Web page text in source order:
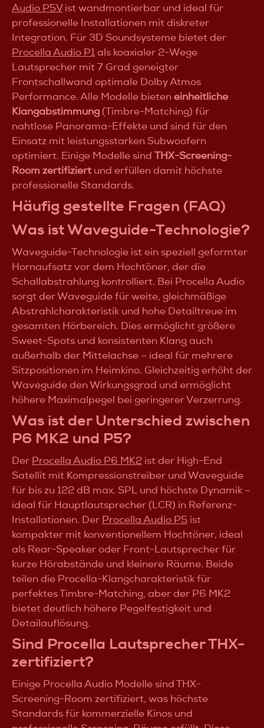
Audio P5Vist wandmontierbar und ideal für
professionelle Installationen mit diskreter
Integration. Für 3D Soundsysteme bietet der
Procella Audio P1als koaxialer 2-Wege
Lautsprecher mit 7 Grad geneigter
Frontschallwand optimale Dolby Atmos
Performance. Alle Modelle bieteneinheitliche
Klangabstimmung(Timbre-Matching) für
nahtlose Panorama-Effekte und sind für den
Einsatz mit leistungsstarken Subwoofern
optimiert. Einige Modelle sind THX-Screening-
Room zertifiziert und erfüllen damit höchste
professionelle Standards.
Häufig gestellte Fragen (FAQ)
Was ist Waveguide-Technologie?
Waveguide-Technologie ist ein speziell geformter
Hornaufsatz vor dem Hochtöner, der die
Schallabstrahlung kontrolliert. Bei Procella Audio
sorgt der Waveguide für weite, gleichmäßige
Abstrahlcharakteristik und hohe Detailtreue im
gesamten Hörbereich. Dies ermöglicht größere
Sweet-Spots und konsistenten Klang auch
außerhalb der Mittelachse – ideal für mehrere
Sitzpositionen im Heimkino. Gleichzeitig erhöht der
Waveguide den Wirkungsgrad und ermöglicht
höhere Maximalpegel bei geringerer Verzerrung.
Was ist der Unterschied zwischen
P6 MK2 und P5?
Der Procella Audio P6 MK2 ist der High-End
Satellit mit Kompressionstreiber und Waveguide
für bis zu 122 dB max. SPL und höchste Dynamik –
ideal für Hauptlautsprecher (LCR) in Referenz-
Installationen. Der Procella Audio P5 ist
kompakter mit konventionellem Hochtöner, ideal
als Rear-Speaker oder Front-Lautsprecher für
kurze Hörabstände und kleinere Räume. Beide
teilen die Procella-Klangcharakteristik für
perfektes Timbre-Matching, aber der P6 MK2
bietet deutlich höhere Pegelfestigkeit und
Detailauflösung.
Sind Procella Lautsprecher THX-
zertifiziert?
Einige Procella Audio Modelle sind THX-
Screening-Room zertifiziert, was höchste
Standards für kommerzielle Kinos und